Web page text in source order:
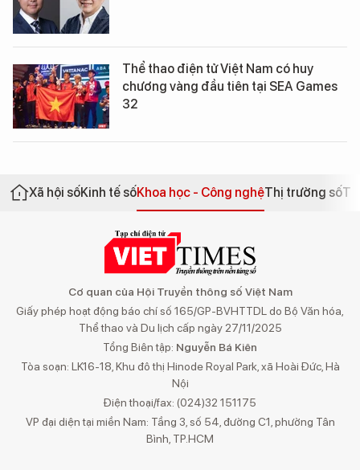
Thể thao điện tử Việt Nam có huy
chương vàng đầu tiên tại SEA Games
32
Xã hội sốKinh tế sốKhoa học - Công nghệThị trường số
Cơ quan của Hội Truyền thông số Việt Nam
Giấy phép hoạt động báo chí số 165/GP-BVHTTDL do Bộ Văn hóa,
Thể thao và Du lịch cấp ngày 27/11/2025
Tổng Biên tập: Nguyễn Bá Kiên
Tòa soạn: LK16-18, Khu đô thị Hinode Royal Park, xã Hoài Đức, Hà
Nội
Điện thoại/fax: (024)32 151175
VP đại diện tại miền Nam: Tầng 3, số 54, đường C1, phường Tân
Bình, TP.HCM